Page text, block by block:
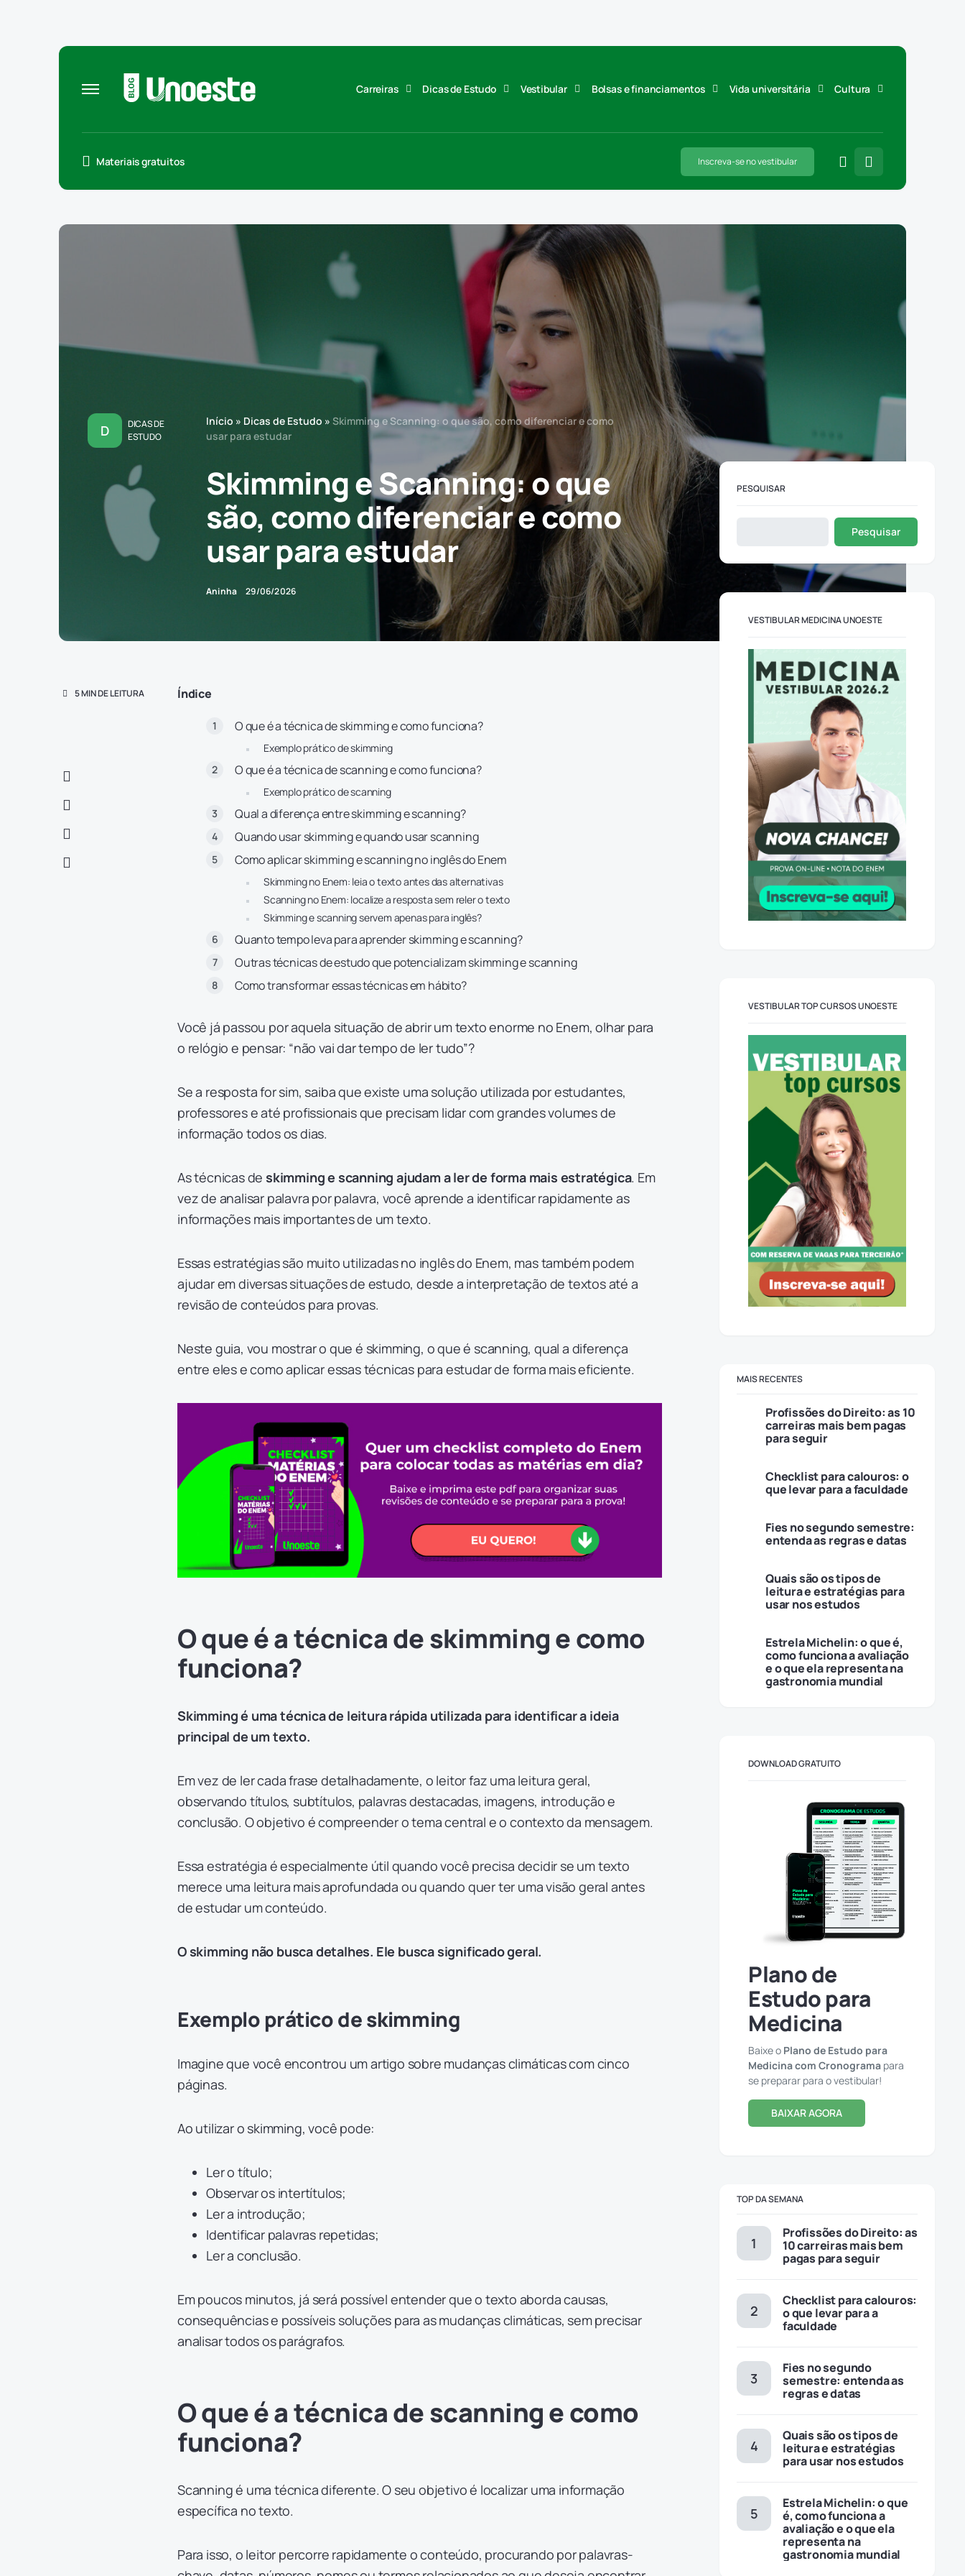
Carreiras Dicas de Estudo Vestibular Bolsas e financiamentos Vida universitária Cultura
Materiais gratuitos Inscreva-se no vestibular
D
DICAS DE
ESTUDO
Início » Dicas de Estudo » Skimming e Scanning: o que são, como diferenciar e como
usar para estudar
Skimming e Scanning: o que
são, como diferenciar e como
usar para estudar
Aninha 29/06/2026
5 MIN DE LEITURA Índice
O que é a técnica de skimming e como funciona?
Exemplo prático de skimming
O que é a técnica de scanning e como funciona?
Exemplo prático de scanning
Qual a diferença entre skimming e scanning?
Quando usar skimming e quando usar scanning
Como aplicar skimming e scanning no inglês do Enem
Skimming no Enem: leia o texto antes das alternativas
Scanning no Enem: localize a resposta sem reler o texto
Skimming e scanning servem apenas para inglês?
Quanto tempo leva para aprender skimming e scanning?
Outras técnicas de estudo que potencializam skimming e scanning
Como transformar essas técnicas em hábito?
Você já passou por aquela situação de abrir um texto enorme no Enem, olhar para
o relógio e pensar: “não vai dar tempo de ler tudo”?
Se a resposta for sim, saiba que existe uma solução utilizada por estudantes,
professores e até profissionais que precisam lidar com grandes volumes de
informação todos os dias.
As técnicas de skimming e scanning ajudam a ler de forma mais estratégica. Em
vez de analisar palavra por palavra, você aprende a identificar rapidamente as
informações mais importantes de um texto.
Essas estratégias são muito utilizadas no inglês do Enem, mas também podem
ajudar em diversas situações de estudo, desde a interpretação de textos até a
revisão de conteúdos para provas.
Neste guia, vou mostrar o que é skimming, o que é scanning, qual a diferença
entre eles e como aplicar essas técnicas para estudar de forma mais eficiente.
O que é a técnica de skimming e como
funciona?
Skimming é uma técnica de leitura rápida utilizada para identificar a ideia
principal de um texto.
Em vez de ler cada frase detalhadamente, o leitor faz uma leitura geral,
observando títulos, subtítulos, palavras destacadas, imagens, introdução e
conclusão. O objetivo é compreender o tema central e o contexto da mensagem.
Essa estratégia é especialmente útil quando você precisa decidir se um texto
merece uma leitura mais aprofundada ou quando quer ter uma visão geral antes
de estudar um conteúdo.
O skimming não busca detalhes. Ele busca significado geral.
Exemplo prático de skimming
Imagine que você encontrou um artigo sobre mudanças climáticas com cinco
páginas.
Ao utilizar o skimming, você pode:
Ler o título;
Observar os intertítulos;
Ler a introdução;
Identificar palavras repetidas;
Ler a conclusão.
Em poucos minutos, já será possível entender que o texto aborda causas,
consequências e possíveis soluções para as mudanças climáticas, sem precisar
analisar todos os parágrafos.
O que é a técnica de scanning e como
funciona?
Scanning é uma técnica diferente. O seu objetivo é localizar uma informação
específica no texto.
Para isso, o leitor percorre rapidamente o conteúdo, procurando por palavras-
PESQUISAR
Pesquisar
VESTIBULAR MEDICINA UNOESTE
VESTIBULAR TOP CURSOS UNOESTE
MAIS RECENTES
Profissões do Direito: as 10
carreiras mais bem pagas
para seguir
Checklist para calouros: o
que levar para a faculdade
Fies no segundo semestre:
entenda as regras e datas
Quais são os tipos de
leitura e estratégias para
usar nos estudos
Estrela Michelin: o que é,
como funciona a avaliação
e o que ela representa na
gastronomia mundial
DOWNLOAD GRATUITO
Plano de
Estudo para
Medicina
Baixe o Plano de Estudo para
Medicina com Cronograma
se preparar para o vestibular!
BAIXAR AGORA
TOP DA SEMANA
Profissões do Direito: as
10 carreiras mais bem
pagas para seguir
Checklist para calouros:
o que levar para a
faculdade
Fies no segundo
semestre: entenda as
regras e datas
Quais são os tipos de
leitura e estratégias
para usar nos estudos
Estrela Michelin: o que
é, como funciona a
avaliação e o que ela
representa na
gastronomia mundial